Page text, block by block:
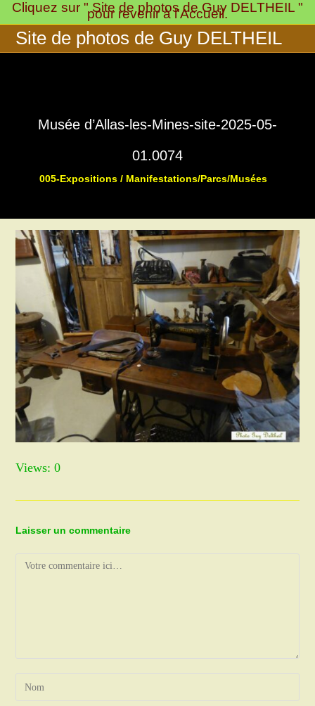
Skip
to
content
Cliquez sur " Site de photos de Guy DELTHEIL "
pour revenir à l'Accueil.
Site de photos de Guy DELTHEIL
Musée d’Allas-les-Mines-site-2025-05-
01.0074
005-Expositions / Manifestations/Parcs/Musées
Views: 0
Laisser un commentaire
Comment
Enter